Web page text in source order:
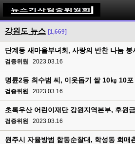
강원도 뉴스 [1,669]
단계동 새마을부녀회, 사랑의 반찬 나눔 봉
검증위원 2023.03.16
명륜2동 최수범 씨, 이웃돕기 쌀 10㎏ 10
검증위원 2023.03.16
초록우산 어린이재단 강원지역본부, 후원
검증위원 2023.03.16
원주시 자율방범 합동순찰대, 학성동 희매